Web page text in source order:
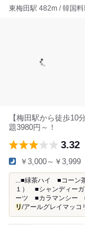
東梅田駅 482m / 韓国
【梅田駅から徒歩10
題3980円～！
3.32
￥3,000～￥3,999
...■緑茶ハイ ■コーン
１） ■シャンディー
ーツ ■カラマンシー
リ/アールグレイマッコ